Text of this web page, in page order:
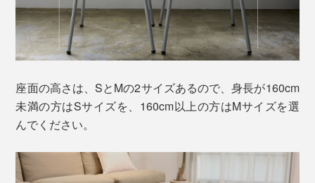
座面の高さは、SとMの2サイズあるので、身長が160cm
未満の方はSサイズを、160cm以上の方はMサイズを選
んでください。